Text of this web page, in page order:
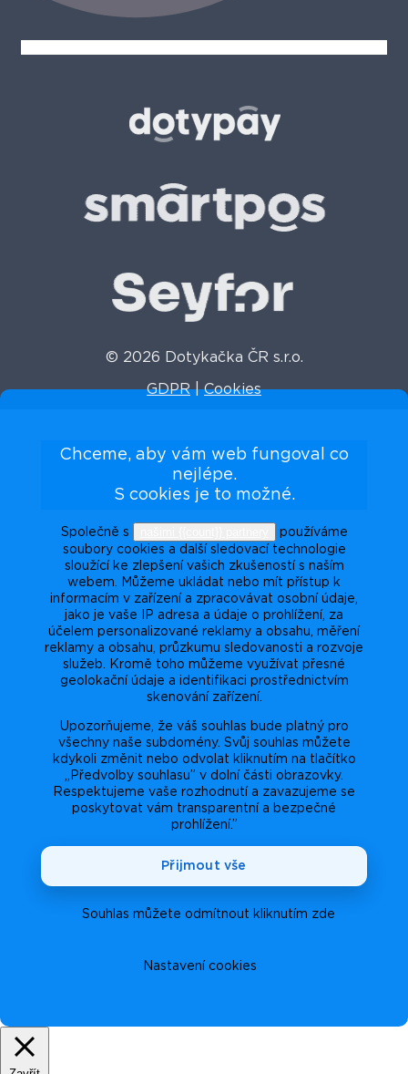
© 2026 Dotykačka ČR s.r.o.
GDPR|Cookies
Chceme, aby vám web fungoval co
nejlépe.
S cookies je to možné.
Společně s
používáme
soubory cookies a další sledovací technologie
sloužící ke zlepšení vašich zkušeností s naším
webem. Můžeme ukládat nebo mít přístup k
informacím v zařízení a zpracovávat osobní údaje,
jako je vaše IP adresa a údaje o prohlížení, za
účelem personalizované reklamy a obsahu, měření
reklamy a obsahu, průzkumu sledovanosti a rozvoje
služeb. Kromě toho můžeme využívat přesné
geolokační údaje a identifikaci prostřednictvím
skenování zařízení.
Upozorňujeme, že váš souhlas bude platný pro
všechny naše subdomény. Svůj souhlas můžete
kdykoli změnit nebo odvolat kliknutím na tlačítko
„Předvolby souhlasu” v dolní části obrazovky.
Respektujeme vaše rozhodnutí a zavazujeme se
poskytovat vám transparentní a bezpečné
prohlížení.”
Nastavení cookies
Souhlas můžete odmítnout kliknutím zde
Přijmout vše